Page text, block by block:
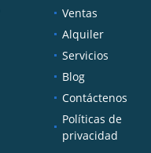
Ventas
Alquiler
Servicios
Blog
Contáctenos
Políticas de
privacidad